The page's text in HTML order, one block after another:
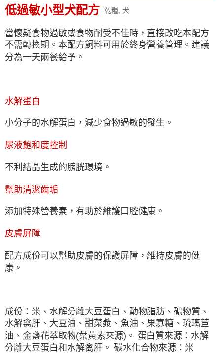
【7-11】取貨1500免運
宅配【全館滿1500免運】
每筆NT$85，滿NT$1,500(含以上)免運費
低過敏小型犬配方 乾糧, 犬
當懷疑食物過敏或食物耐受不佳時，直接改吃本配方
不需轉換期。本配方飼料可用於終身營養管理。建議
分為一天兩餐給予。
水解蛋白
小分子的水解蛋白，減少食物過敏的發生。
尿液飽和度控制
不利結晶生成的膀胱環境。
幫助清潔齒垢
添加特殊營養素，有助於維護口腔健康。
皮膚屏障
配方成份可以幫助皮膚的保護屏障，維持皮膚的健
康。
成份：米、水解分離大豆蛋白、動物脂肪、礦物質、
水解禽肝、大豆油、甜菜漿、魚油、果寡糖、琉璃苣
油、金盞花萃取物(葉黃素來源)。 蛋白質來源：水解
分離大豆蛋白和水解禽肝。 碳水化合物來源：米